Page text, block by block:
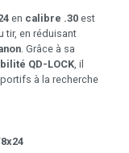
en calibre .30 est
tir, en réduisant
. Grâce à sa
QD-LOCK, il
à la recherche